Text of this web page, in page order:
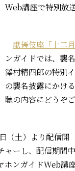
Web講座で特別放
歌舞伎座「十二
ンガイドでは、襲
澤村精四郎の特別
の襲名披露にかけ
聴の内容にどうぞ
（土）より配信開
ャーし、配信期間中
ホンガイドWeb講